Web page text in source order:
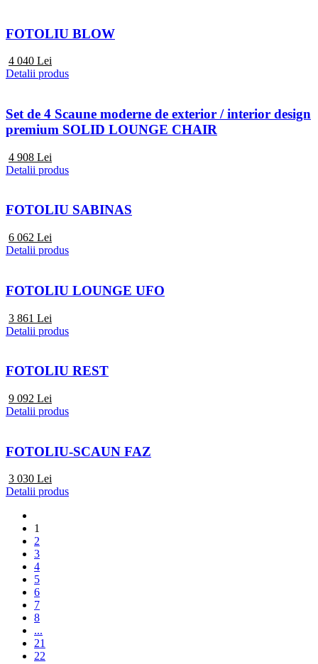
FOTOLIU BLOW
4 040 Lei
Detalii produs
Set de 4 Scaune moderne de exterior / interior design
premium SOLID LOUNGE CHAIR
4 908 Lei
Detalii produs
FOTOLIU SABINAS
6 062 Lei
Detalii produs
FOTOLIU LOUNGE UFO
3 861 Lei
Detalii produs
FOTOLIU REST
9 092 Lei
Detalii produs
FOTOLIU-SCAUN FAZ
3 030 Lei
Detalii produs
1
2
3
4
5
6
7
8
...
21
22